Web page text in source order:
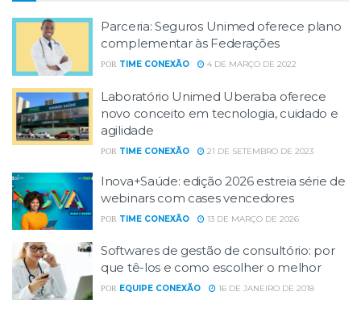
Parceria: Seguros Unimed oferece plano
complementar às Federações
POR TIME CONEXÃO 4 DE MARÇO DE 2022
Laboratório Unimed Uberaba oferece
novo conceito em tecnologia, cuidado e
agilidade
POR TIME CONEXÃO 21 DE SETEMBRO DE 2023
Inova+Saúde: edição 2026 estreia série de
webinars com cases vencedores
POR TIME CONEXÃO 13 DE MARÇO DE 2026
Softwares de gestão de consultório: por
que tê-los e como escolher o melhor
POR EQUIPE CONEXÃO 16 DE JANEIRO DE 2018